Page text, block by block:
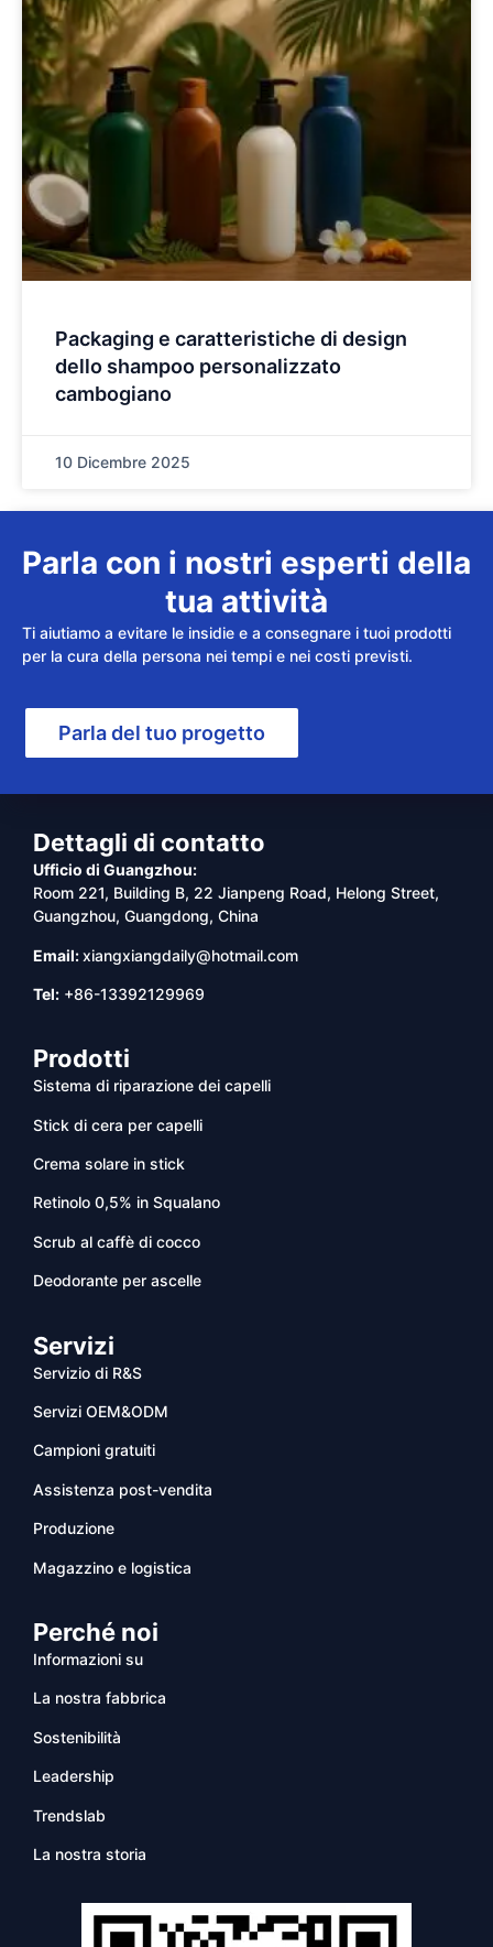
Packaging e caratteristiche di design
dello shampoo personalizzato
cambogiano
10 Dicembre 2025
Parla con i nostri esperti della
tua attività
Ti aiutiamo a evitare le insidie e a consegnare i tuoi prodotti
per la cura della persona nei tempi e nei costi previsti.
Parla del tuo progetto
Dettagli di contatto
Ufficio di Guangzhou:
Room 221, Building B, 22 Jianpeng Road, Helong Street,
Guangzhou, Guangdong, China
Email:xiangxiangdaily@hotmail.com
Tel: +86-13392129969
Prodotti
Sistema di riparazione dei capelli
Stick di cera per capelli
Crema solare in stick
Retinolo 0,5% in Squalano
Scrub al caffè di cocco
Deodorante per ascelle
Servizi
Servizio di R&S
Servizi OEM&ODM
Campioni gratuiti
Assistenza post-vendita
Produzione
Magazzino e logistica
Perché noi
Informazioni su
La nostra fabbrica
Sostenibilità
Leadership
Trendslab
La nostra storia